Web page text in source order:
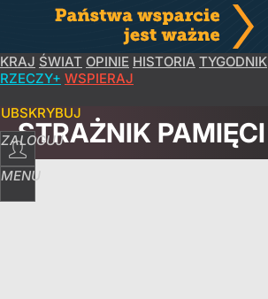
KRAJ ŚWIAT OPINIE HISTORIA TYGODNIK
RZECZY+ WSPIERAJ
ZALOGUJ
MENU
STRAŻNIK PAMIĘCI